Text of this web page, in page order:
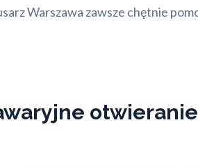
Warszawa zawsze chętnie